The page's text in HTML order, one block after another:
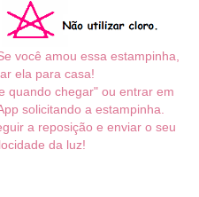
você amou essa estampinha,
ela para casa!
quando chegar" ou entrar em
solicitando a estampinha.
a reposição e enviar o seu
da luz!